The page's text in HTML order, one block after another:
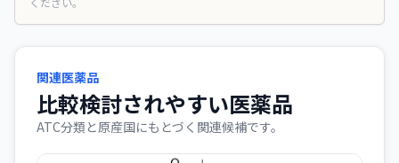
関連医薬品
比較検討されやすい医薬品
ATC分類と原産国にもとづく関連候補です。